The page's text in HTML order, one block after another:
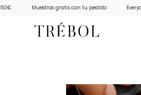
Muestras gratis con tu pedido Everyday